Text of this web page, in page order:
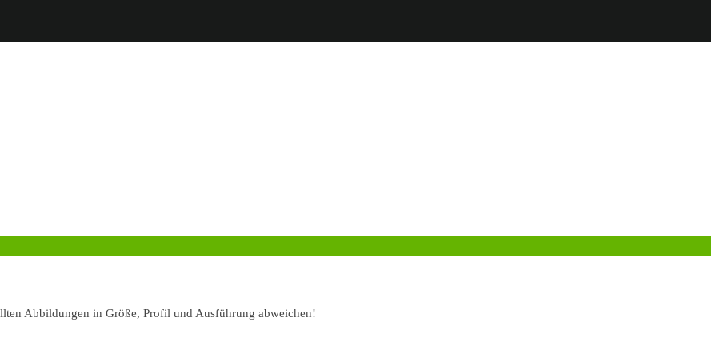
Abbildungen in Größe, Profil und Ausführung abweichen!